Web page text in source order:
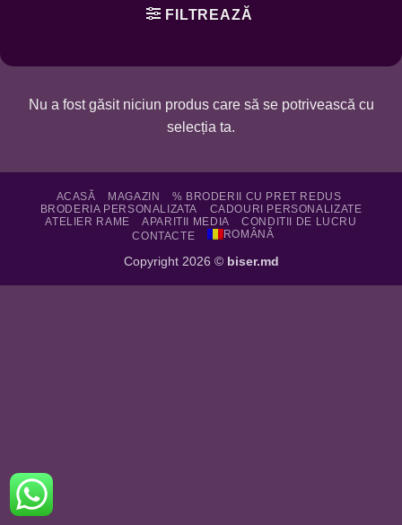
FILTREAZĂ
Nu a fost găsit niciun produs care să se potrivească cu
selecția ta.
ACASĂ MAGAZIN
% BRODERII CU PRET REDUS
BRODERIA PERSONALIZATA
CADOURI PERSONALIZATE
ATELIER RAME
APARITII MEDIA
CONDITII DE LUCRU
CONTACTE
ROMÂNĂ
Copyright 2026 © biser.md